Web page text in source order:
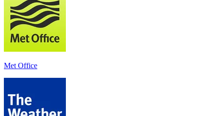
Met Office